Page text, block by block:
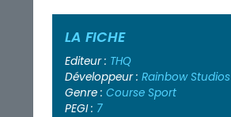
LA FICHE
Editeur : THQ
Développeur : Rainbow Studios
Genre : Course Sport
PEGI : 7